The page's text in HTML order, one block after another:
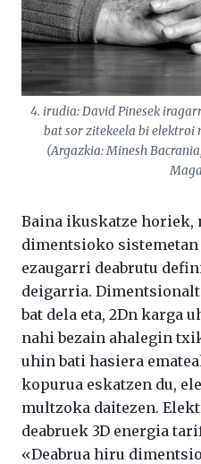
4. irudia: David Pinesek
bat sor zitekeela bi
(Argazkia: Minesh
Baina ikuskatze horiek,
dimentsioko
ezaugarri deabrutu
deigarria.
bat dela eta, 2Dn karga
nahi bezain ahalegin
uhin bati hasiera
kopurua eskatzen du,
multzoka daitezen.
deabruek 3D energia
«Deabrua hiru